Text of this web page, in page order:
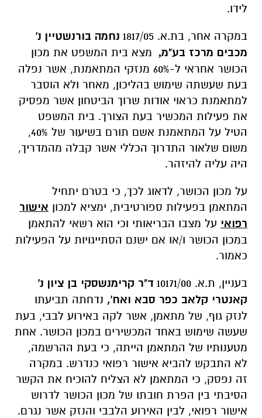
לידו.
במקרה אחר, בת.א. 1817/05
נחמה בורנשטיין נ'
מכבים מרכז בע"מ, מצא בית המשפט את מכון
הכושר אחראי ל-60% מנזקי המתאמנת, אשר נפלה
בעת שעשתה שימוש בהליכון, מאחר ולא הוסבר
למתאמנת כראוי אודות שרוך הביטחון אשר מפסיק
את פעילות המכשיר בעת הצורך. בית המשפט
הטיל על המתאמנת אשם תורם בשיעור של 40%,
משום שלאור התדרוך הכללי אשר קבלה מהמדריך,
היה עליה להיזהר.
על מכון הכושר, לדאוג לכך, כי בטרם יתחיל
המתאמן בפעילות ספורטיבית, ימציא למכון אישור
רפואי על מצבו הבריאותי וכי הוא רשאי להתאמן
במכון הכושר ו/או אם ישנם הסתייגויות על הפעילות
כאמור.
בעניין, ת.א. 10171/00
ד"ר קרימנשסקי בן ציון נ'
קאנטרי קלאב כפר סבא ואח', נדחתה תביעתו
לנזק גוף, של מתאמן, אשר לקה באירוע לבבי, בעת
שעשה שימוש באחד המכשירים במכון הכושר. אחת
מטענותיו של המתאמן הייתה, כי בעת ההרשמה,
לא התבקש להביא אישור רפואי כנדרש. במקרה
זה נפסק, כי המתאמן לא הצליח להוכיח את הקשר
הסיבתי בין הפרת חובתו של מכון הכושר לדרוש
אישור רפואי, לבין האירוע הלבבי והנזק אשר נגרם.